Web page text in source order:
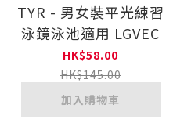
TYR - 男女裝平光練習
泳鏡泳池適用 LGVEC
HK$58.00
HK$145.00
加入購物車